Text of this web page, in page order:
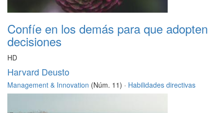
Confíe en los demás para que adopten
decisiones
HD
Harvard Deusto
Management & Innovation (Núm. 11) · Habilidades directivas